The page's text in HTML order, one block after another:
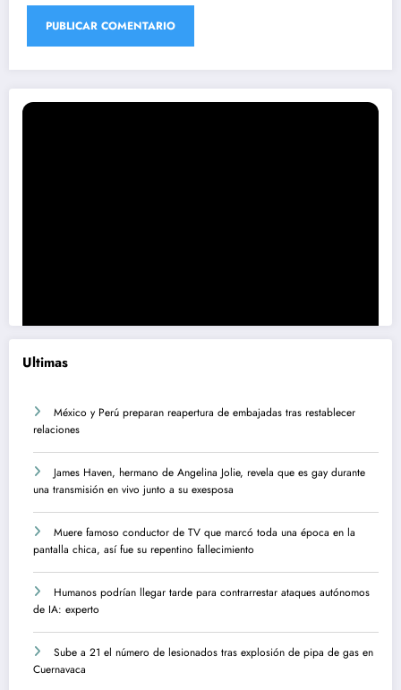
Ultimas
México y Perú preparan reapertura de embajadas tras restablecer
relaciones
James Haven, hermano de Angelina Jolie, revela que es gay durante
una transmisión en vivo junto a su exesposa
Muere famoso conductor de TV que marcó toda una época en la
pantalla chica, así fue su repentino fallecimiento
Humanos podrían llegar tarde para contrarrestar ataques autónomos
de IA: experto
Sube a 21 el número de lesionados tras explosión de pipa de gas en
Cuernavaca